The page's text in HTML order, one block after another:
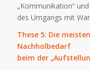
„Kommunikation“
des Umgangs mit
These 5: Die
Nachholbedarf
beim der